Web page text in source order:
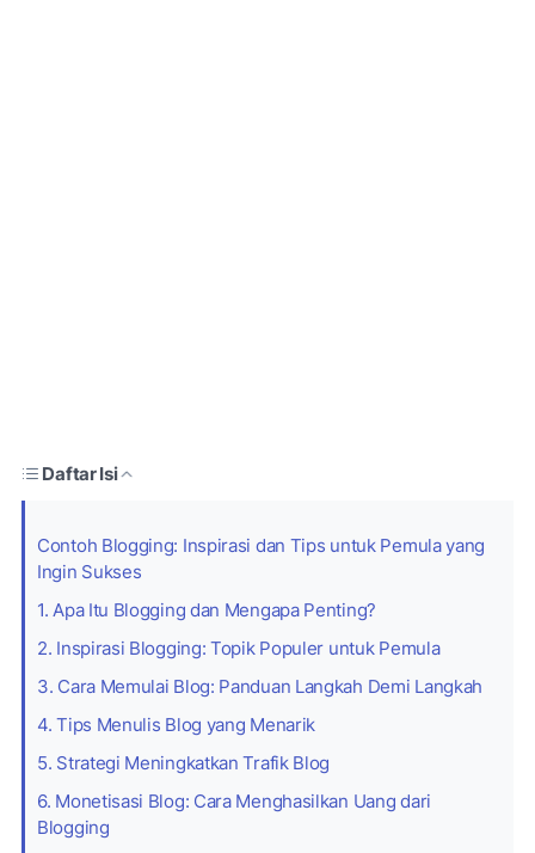
Daftar Isi
Contoh Blogging: Inspirasi dan Tips untuk Pemula yang
Ingin Sukses
1. Apa Itu Blogging dan Mengapa Penting?
2. Inspirasi Blogging: Topik Populer untuk Pemula
3. Cara Memulai Blog: Panduan Langkah Demi Langkah
4. Tips Menulis Blog yang Menarik
5. Strategi Meningkatkan Trafik Blog
6. Monetisasi Blog: Cara Menghasilkan Uang dari
Blogging